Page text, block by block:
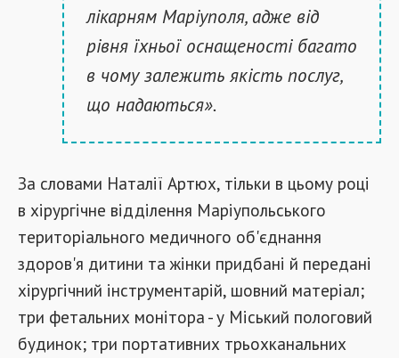
лікарням Маріуполя, адже від
рівня їхньої оснащеності багато
в чому залежить якість послуг,
що надаються».
За словами Наталії Артюх, тільки в цьому році
в хірургічне відділення Маріупольського
територіального медичного об'єднання
здоров'я дитини та жінки придбані й передані
хірургічний інструментарій, шовний матеріал;
три фетальних монітора - у Міський пологовий
будинок; три портативних трьохканальних